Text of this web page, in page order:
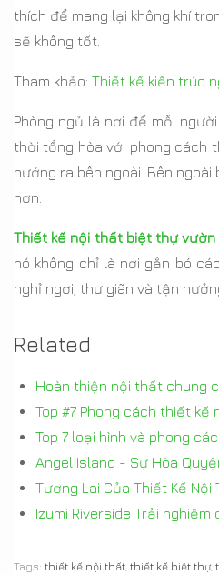
thích để mang lại không khí
sẽ không tốt.
Tham khảo: Thiết kế kiến trúc
Phòng ngủ là nơi để mỗi
thời tổng hòa với phong cách
hướng ra bên ngoài. Bên
hơn.
Thiết kế nội thất biệt thự vườn
nó không chỉ là nơi gắn bó
nghỉ ngơi, thư giãn và tận
Related
Hoàn thiện nội thất chung
Top #7 Phong cách thiết kế
Top 7 loại hình và phong
Angel Island - Sự Hòa
Tương Lai Của Thiết Kế Nội
Izumi Riverside Trải
Tags: thiết kế nội thất, thiết kế biệt thự,